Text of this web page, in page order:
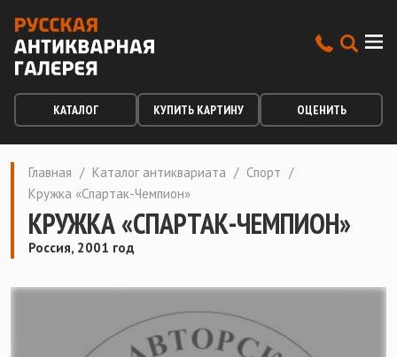
КАТАЛОГ КУПИТЬ КАРТИНУ ОЦЕНИТЬ
Главная / Каталог антиквариата / Спорт /
Кружка «Спартак-Чемпион»
КРУЖКА «СПАРТАК-ЧЕМПИОН»
Россия, 2001 год